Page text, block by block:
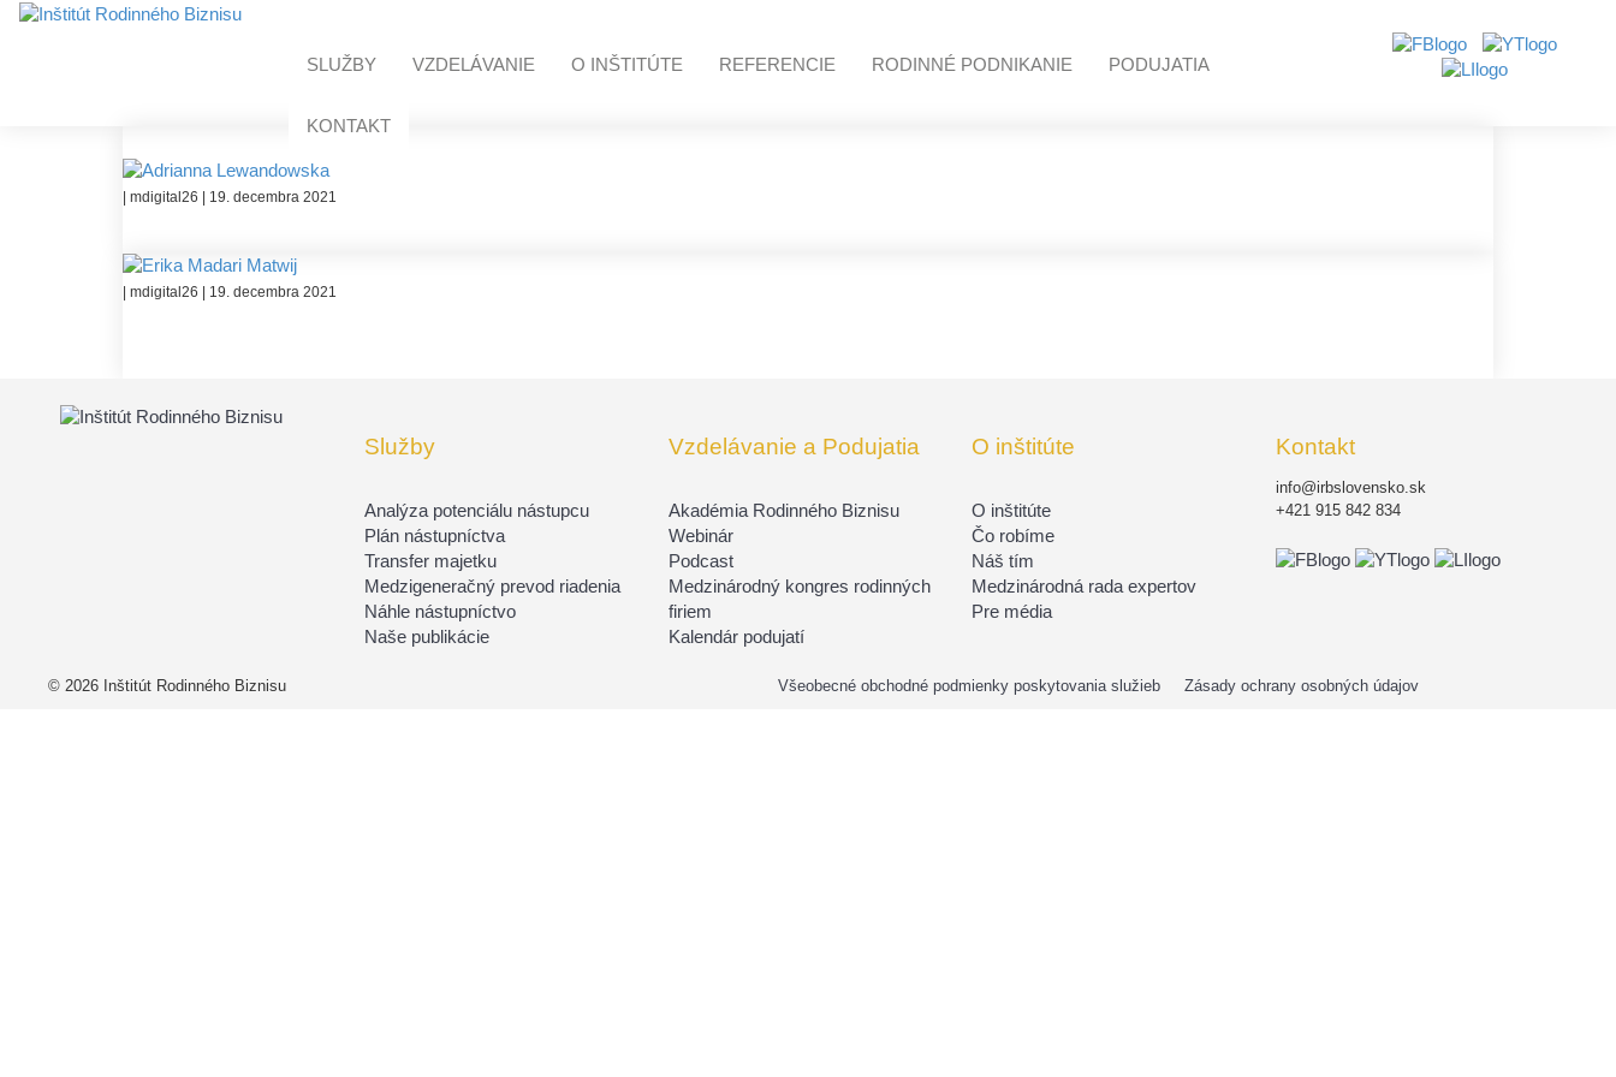
SLUŽBY VZDELÁVANIE O INŠTITÚTE REFERENCIE RODINNÉ PODNIKANIE PODUJATIA
KONTAKT
| mdigital26 | 19. decembra 2021
| mdigital26 | 19. decembra 2021
Služby
Analýza potenciálu nástupcu
Plán nástupníctva
Transfer majetku
Medzigeneračný prevod riadenia
Náhle nástupníctvo
Naše publikácie
Vzdelávanie a Podujatia
Akadémia Rodinného Biznisu
Webinár
Podcast
Medzinárodný kongres rodinných
firiem
Kalendár podujatí
O inštitúte
O inštitúte
Čo robíme
Náš tím
Medzinárodná rada expertov
Pre média
Kontakt
info@irbslovensko.sk
+421 915 842 834
© 2026 Inštitút Rodinného Biznisu Všeobecné obchodné podmienky poskytovania služieb Zásady ochrany osobných údajov